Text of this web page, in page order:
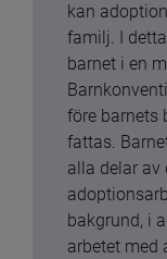
kan
familj. I
barnet i en
före barnets
fattas.
alla delar av
bakgrund, i
arbetet med